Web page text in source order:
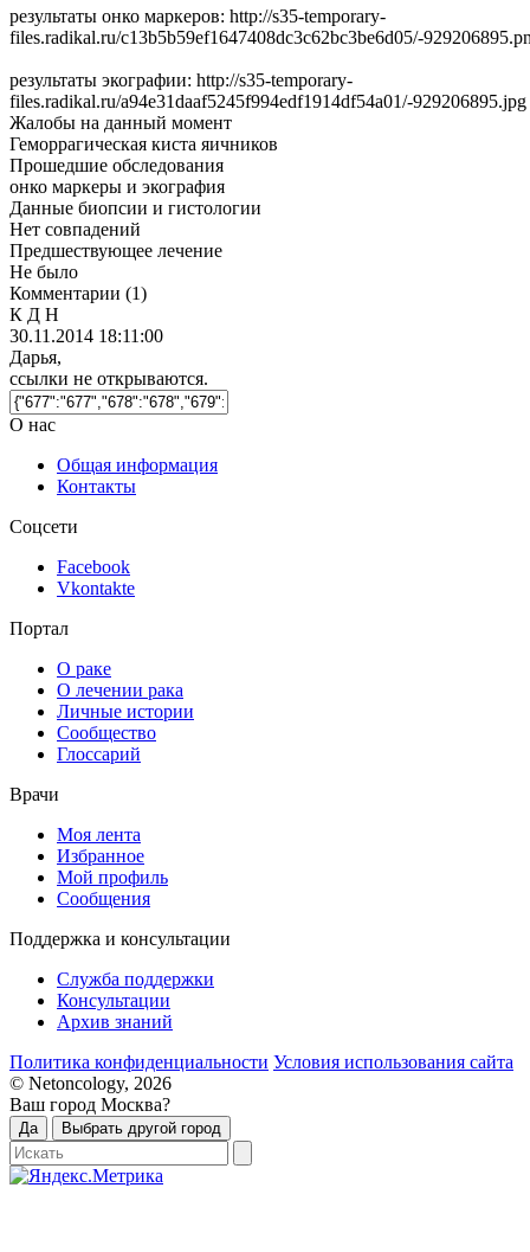
результаты онко маркеров: http://s35-temporary-
files.radikal.ru/c13b5b59ef1647408dc3c62bc3be6d05/-
результаты экографии: http://s35-temporary-
files.radikal.ru/a94e31daaf5245f994edf1914df54a01/-929206895.jpg
Жалобы на данный момент
Геморрагическая киста яичников
Прошедшие обследования
онко маркеры и экография
Данные биопсии и гистологии
Нет совпадений
Предшествующее лечение
Не было
Комментарии (1)
К Д Н
30.11.2014 18:11:00
Дарья,
ссылки не открываются.
О нас
Общая информация
Контакты
Соцсети
Facebook
Vkontakte
Портал
О раке
О лечении рака
Личные истории
Сообщество
Глоссарий
Врачи
Моя лента
Избранное
Мой профиль
Сообщения
Поддержка и консультации
Служба поддержки
Консультации
Архив знаний
Политика конфиденциальности Условия использования сайта
© Netoncology, 2026
Ваш город Москва?
Да Выбрать другой город